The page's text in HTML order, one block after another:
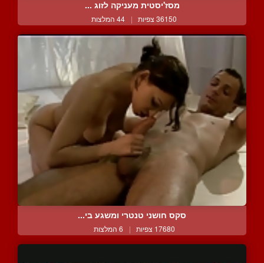
מסז'יסטית מעניקה לזוג ...
36150 צפיות | 44 המלצות
סקס חושני טנטרי ומשגע בי...
17680 צפיות | 6 המלצות